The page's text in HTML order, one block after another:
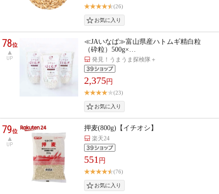
(26)
78位
UP
≪JAいなば≫富山県産ハトムギ精白粒
（砕粒）500g×…
発見！うまうま探検隊＋
2,375円
(23)
79位
UP
押麦(800g)【イチオシ】
楽天24
551 円
(76)